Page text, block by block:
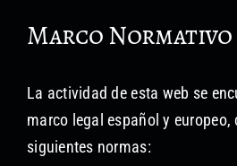
Marco Normativo
La actividad de esta web se
marco legal español y
siguientes normas: